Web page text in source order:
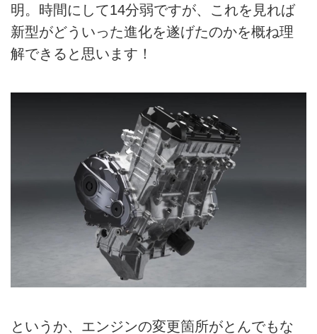
明。時間にして14分弱ですが、これを見れば
新型がどういった進化を遂げたのかを概ね理
解できると思います！
というか、エンジンの変更箇所がとんでもな